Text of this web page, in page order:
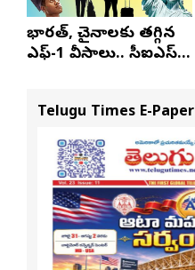
భారత్, చైనాలకు తగ్గిన
ఎఫ్-1 వీసాలు.. సీఐఎస్
Telugu Times E-Paper